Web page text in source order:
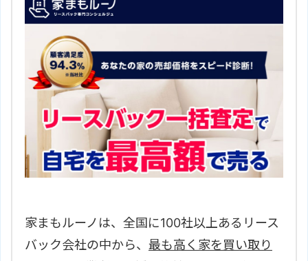
家まもルーノは、全国に100社以上あるリース
バック会社の中から、 最も高く家を買い取り